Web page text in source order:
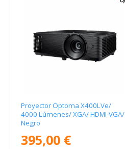
Proyector Optoma X400LVe/
4000 Lúmenes/ XGA/ HDMI-VGA/
Negro
395,00 €